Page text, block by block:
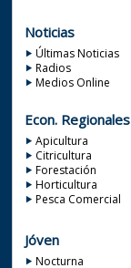
Noticias
Últimas Noticias
Radios
Medios Online
Econ. Regionales
Apicultura
Citricultura
Forestación
Horticultura
Pesca Comercial
Jóven
Nocturna